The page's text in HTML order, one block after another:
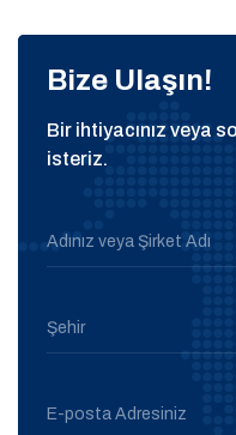
Bize Ulaşın!
Bir ihtiyacınız veya
isteriz.
Adınız veya Şirket Adı
Şehir
E-posta Adresiniz